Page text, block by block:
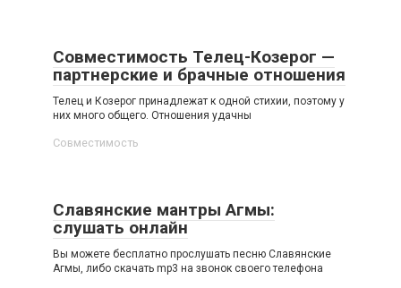
Совместимость Телец-Козерог —
партнерские и брачные отношения
Телец и Козерог принадлежат к одной стихии, поэтому у
них много общего. Отношения удачны
Совместимость
Славянские мантры Агмы:
слушать онлайн
Вы можете бесплатно прослушать песню Славянские
Агмы, либо скачать mp3 на звонок своего телефона